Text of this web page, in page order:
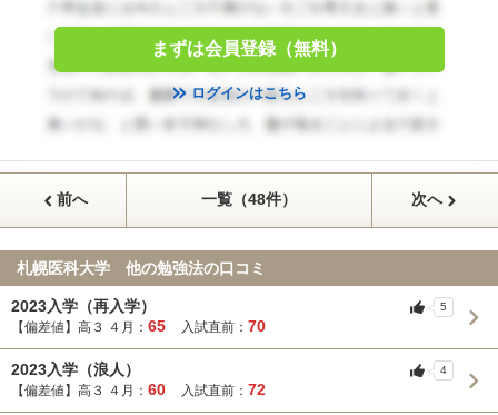
まずは会員登録（無料）
ログインはこちら
前へ 一覧（48件） 次へ
札幌医科大学 他の勉強法の口コミ
2023入学（再入学）
【偏差値】高３ ４月： 65 入試直前： 70
5
2023入学（浪人）
【偏差値】高３ ４月： 60 入試直前： 72
4